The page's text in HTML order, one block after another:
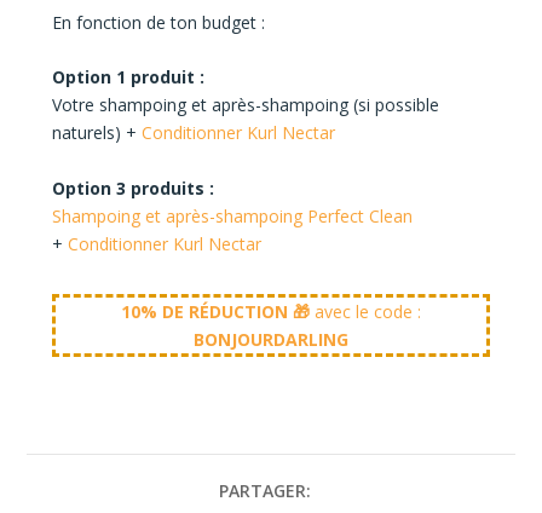
En fonction de ton budget :
Option 1 produit :
Votre shampoing et après-shampoing (si possible
naturels) + Conditionner Kurl Nectar
Option 3 produits :
Shampoing et après-shampoing Perfect Clean
+ Conditionner Kurl Nectar
10% DE RÉDUCTION 🎁 avec le code :
BONJOURDARLING
PARTAGER: